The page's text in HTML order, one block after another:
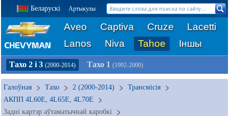
Беларускі Артыкулы
Aveo Captiva Cruze
Lacetti
Lanos
Niva Tahoe Іншы
Тахо 2 і 3 (2000-2014) Тахо 1 (1992-2000)
Галоўная Тахо 2 (2000-2014)
Трансмісія
АКПП 4L60E, 4L65E, 4L70E
Задні картэр аўтаматычнай каробкі